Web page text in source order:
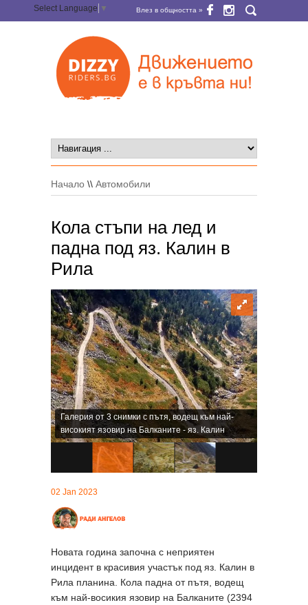
Select Language ▼ Влез в общността »
Начало \\ Автомобили
Кола стъпи на лед и
падна под яз. Калин в
Рила
Галерия от 3 снимки с пътя, водещ към най-
високият язовир на Балканите - яз. Калин
02 Jan 2023
Новата година започна с неприятен
инцидент в красивия участък под яз. Калин в
Рила планина. Кола падна от пътя, водещ
към най-восикия язовир на Балканите (2394